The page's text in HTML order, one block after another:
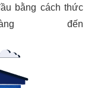
bằng cách thức
đến